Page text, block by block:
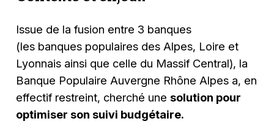
Issue de la fusion entre 3 banques
(les banques populaires des Alpes, Loire et
Lyonnais ainsi que celle du Massif Central), la
Banque Populaire Auvergne Rhône Alpes a, en
effectif restreint, cherché une solution pour
optimiser son suivi budgétaire.